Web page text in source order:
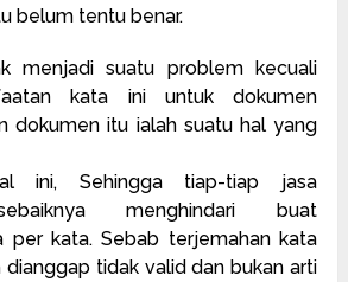
belum tentu benar.
menjadi suatu problem kecuali
kata ini untuk dokumen
dokumen itu ialah suatu hal yang
ini, Sehingga tiap-tiap jasa
menghindari buat
per kata. Sebab terjemahan kata
dianggap tidak valid dan bukan arti